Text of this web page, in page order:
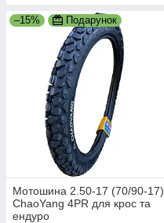
–15% Подарунок
Мотошина 2.50-17 (70/90-17)
ChaoYang 4PR для крос та
ендуро